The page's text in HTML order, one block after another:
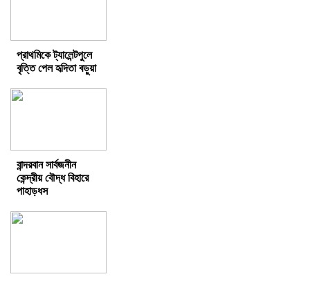
প্রাথমিকে ট্যালেন্টপুলে
বৃত্তি পেল হৃদিতা বড়ুয়া
বান্দরবান সার্বজনীন
কেন্দ্রীয় বৌদ্ধ বিহারে
পাহাড়ধস